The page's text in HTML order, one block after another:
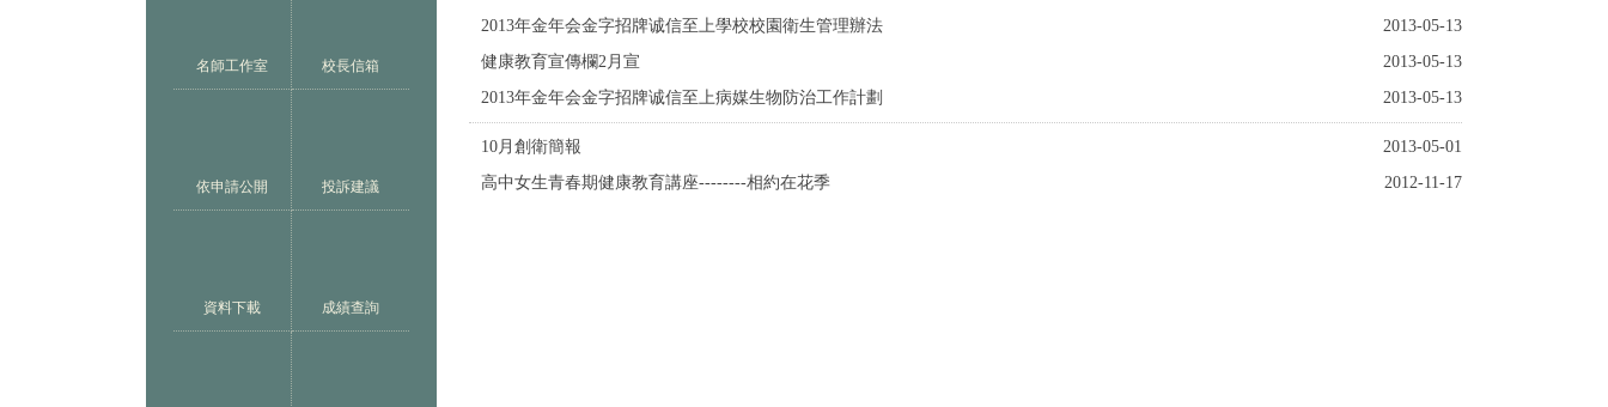
名師工作室 校長信箱
依申請公開 投訴建議
資料下載 成績查詢
2013年金年会金字招牌诚信至上學校校園衛生管理辦法
2013-05-13
健康教育宣傳欄2月宣
2013-05-13
2013年金年会金字招牌诚信至上病媒生物防治工作計劃
2013-05-13
10月創衛簡報
2013-05-01
高中女生青春期健康教育講座--------相約在花季
2012-11-17